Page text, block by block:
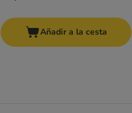
Añadir a la cesta